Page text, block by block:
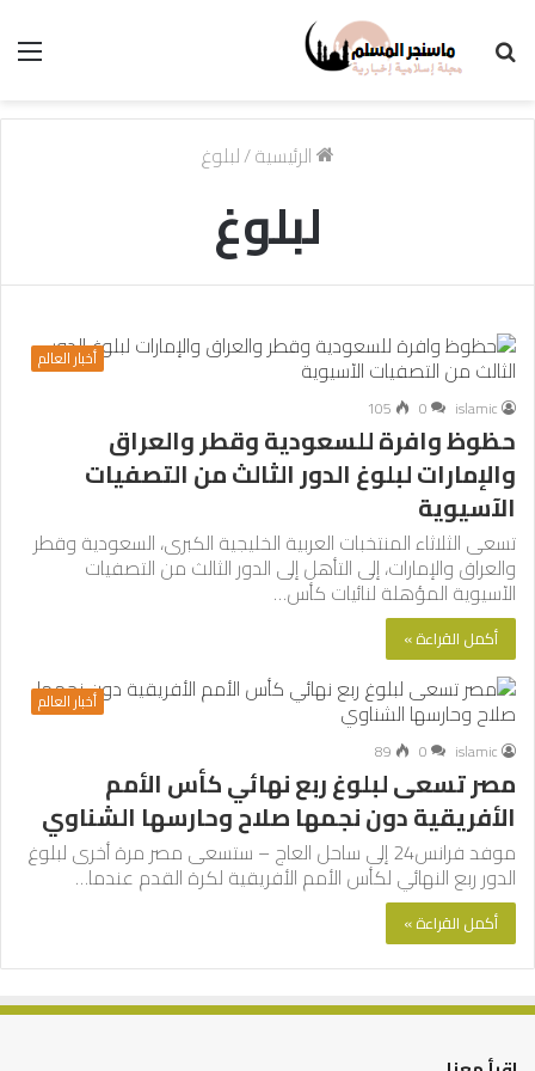
الرئيسية/لبلوغ
لبلوغ
أخبار العالم
islamic
0
105
حظوظ وافرة للسعودية وقطر والعراق
والإمارات لبلوغ الدور الثالث من التصفيات
الآسيوية
تسعى الثلاثاء المنتخبات العربية الخليجية الكبرى، السعودية وقطر
والعراق والإمارات، إلى التأهل إلى الدور الثالث من التصفيات
الآسيوية المؤهلة لنائيات كأس…
أكمل القراءة »
أخبار العالم
islamic
0
89
مصر تسعى لبلوغ ربع نهائي كأس الأمم
الأفريقية دون نجمها صلاح وحارسها الشناوي
موفد فرانس24 إلى ساحل العاج – ستسعى مصر مرة أخرى لبلوغ
الدور ربع النهائي لكأس الأمم الأفريقية لكرة القدم عندما…
أكمل القراءة »